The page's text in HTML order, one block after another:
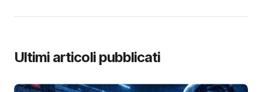
Ultimi articoli pubblicati